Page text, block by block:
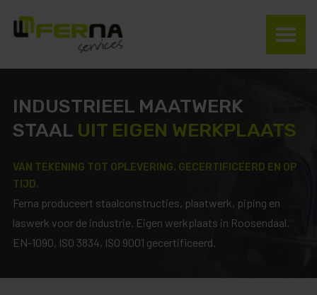
INDUSTRIEEL MAATWERK
STAAL UIT EIGEN WERKPLAATS
VAN TEKENING TOT OPLEVERING. GECERTIFICEERD EN OP
TIJD.
Ferna produceert staalconstructies, plaatwerk, piping en
laswerk voor de industrie. Eigen werkplaats in Roosendaal.
EN-1090, ISO 3834, ISO 9001 gecertificeerd.